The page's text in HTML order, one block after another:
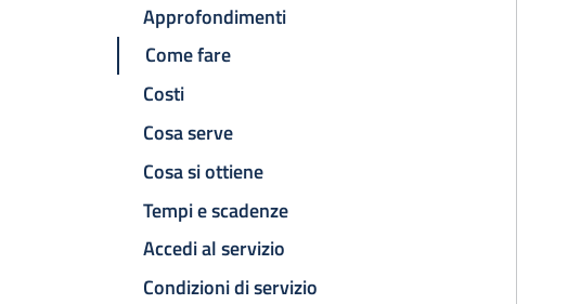
Approfondimenti
Come fare
Costi
Cosa serve
Cosa si ottiene
Tempi e scadenze
Accedi al servizio
Condizioni di servizio